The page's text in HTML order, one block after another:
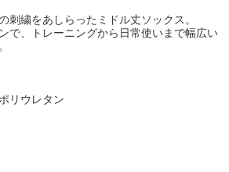
刺繍をあしらったミドル丈ソックス。
で、トレーニングから日常使いまで幅広い
リウレタン